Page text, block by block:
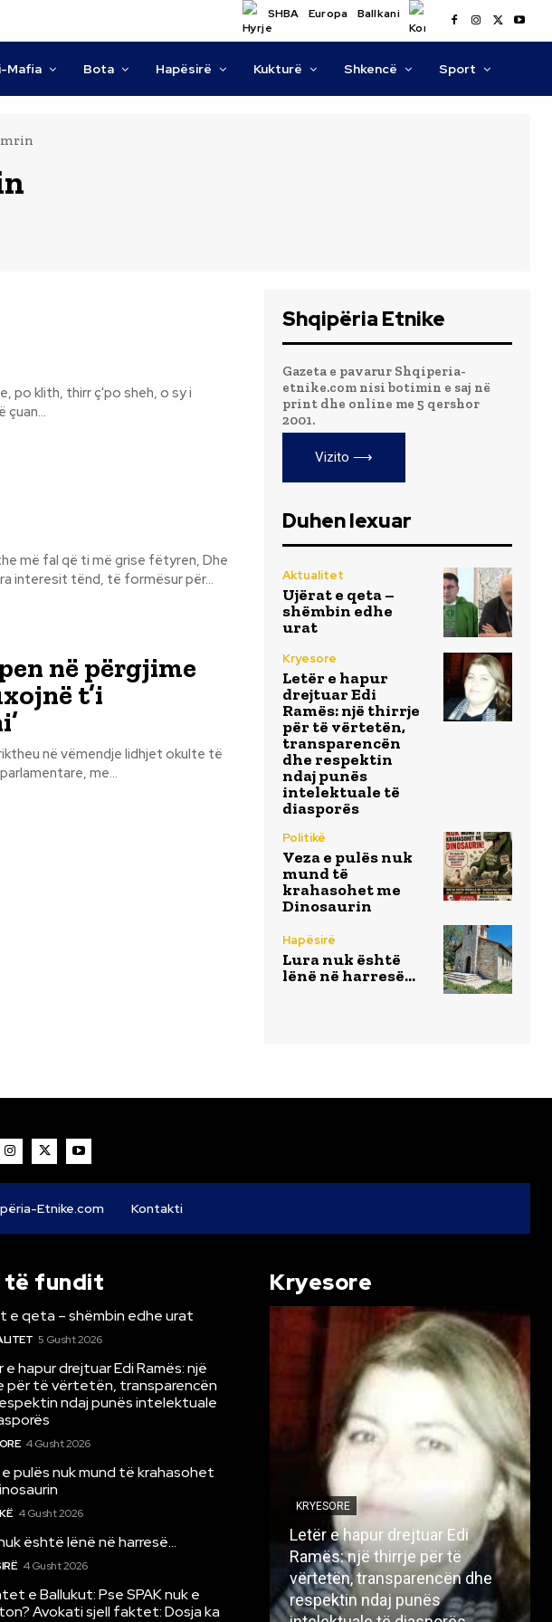
SHBA Europa Ballkani
Mafia Bota Hapësirë Kukturë Shkencë Sport
çuan...
interesit tënd, të formësur për...
në përgjime
t’i
në vëmendje lidhjet okulte të
me...
Shqipëria Etnike
Gazeta e pavarur Shqiperia-
etnike.com nisi botimin e saj në
print dhe online me 5 qershor
2001.
Vizito ⟶
Duhen lexuar
Aktualitet
Ujërat e qeta –
shëmbin edhe
urat
Kryesore
Letër e hapur
drejtuar Edi
Ramës: një thirrje
për të vërtetën,
transparencën
dhe respektin
ndaj punës
intelektuale të
diasporës
Politikë
Veza e pulës nuk
mund të
krahasohet me
Dinosaurin
Hapësirë
Lura nuk është
lënë në harresë…
Etnike.com Kontakti
të fundit
e qeta – shëmbin edhe urat
5 Gusht 2026
hapur drejtuar Edi Ramës: një
për të vërtetën, transparencën
ndaj punës intelektuale
4 Gusht 2026
pulës nuk mund të krahasohet
4 Gusht 2026
është lënë në harresë…
4 Gusht 2026
e Ballukut: Pse SPAK nuk e
Avokati sjell faktet: Dosja ka
Kryesore
KRYESORE
Letër e hapur drejtuar Edi
Ramës: një thirrje për të
vërtetën, transparencën dhe
respektin ndaj punës